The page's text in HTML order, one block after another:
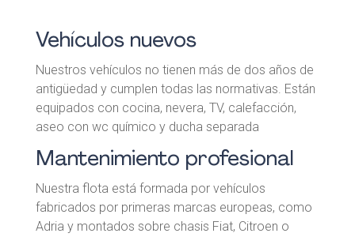
Vehículos nuevos
Nuestros vehículos no tienen más de dos años de
antigüedad y cumplen todas las normativas. Están
equipados con cocina, nevera, TV, calefacción,
aseo con wc químico y ducha separada
Mantenimiento profesional
Nuestra flota está formada por vehículos
fabricados por primeras marcas europeas, como
Adria y montados sobre chasis Fiat, Citroen o